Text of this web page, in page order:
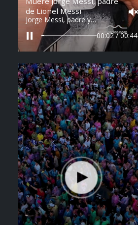
de Lionel Messi
Jorge Messi, padre y
representante de Lionel
Messi, falleció a los 68 años
en Argentina. Fue una figura
clave en la carrera del astro
años.
00:04 / 00:44